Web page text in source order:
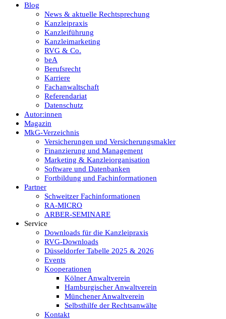
Blog
News & aktuelle Rechtsprechung
Kanzleipraxis
Kanzleiführung
Kanzleimarketing
RVG & Co.
beA
Berufsrecht
Karriere
Fachanwaltschaft
Referendariat
Datenschutz
Autor:innen
Magazin
MkG-Verzeichnis
Versicherungen und Versicherungsmakler
Finanzierung und Management
Marketing & Kanzleiorganisation
Software und Datenbanken
Fortbildung und Fachinformationen
Partner
Schweitzer Fachinformationen
RA-MICRO
ARBER-SEMINARE
Service
Downloads für die Kanzleipraxis
RVG-Downloads
Düsseldorfer Tabelle 2025 & 2026
Events
Kooperationen
Kölner Anwaltverein
Hamburgischer Anwaltverein
Münchener Anwaltverein
Selbsthilfe der Rechtsanwälte
Kontakt